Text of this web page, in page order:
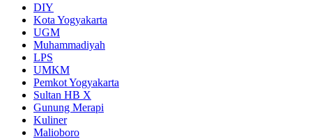
DIY
Kota Yogyakarta
UGM
Muhammadiyah
LPS
UMKM
Pemkot Yogyakarta
Sultan HB X
Gunung Merapi
Kuliner
Malioboro